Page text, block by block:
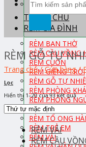
TRANG CHỦ
RÈM GIA ĐÌNH
RÈM BAN THỜ
RÈM CẦU VỒNG
RÈM CUỐN
RÈM GIẾNG TRỜI
RÈM GỖ TỰ
RÈM PHÒNG
RÈM PHÒNG
RÈM ROMAN
RÈM TỔ ONG
RÈM TRẺ EM
RÈM VẢI
kiếm:
RÈM GỖ TỰ
Trang chủ / Cửa hàng /
Lọc
Hiển thị 1–20 của 93 kết quả
RÈM VẢI
RÈM CẦU